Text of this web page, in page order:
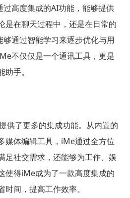
高度集成的AI功能，能够提供
是在聊天过程中，还是在日常的
通过智能学习来逐步优化与用
不仅仅是一个通讯工具，更是
手。
供了更多的集成功能。从内置的
媒体编辑工具，iMe通过全方位
足社交需求，还能够为工作、娱
使得iMe成为了一款高度集成的
间，提高工作效率。